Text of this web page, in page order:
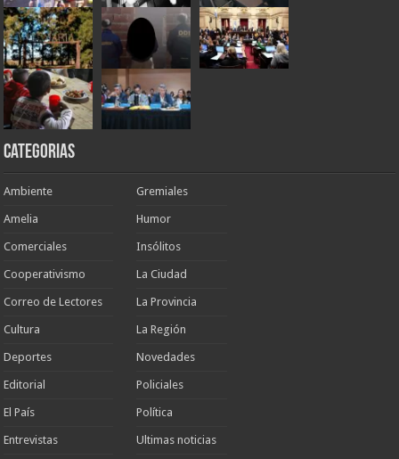
Categorias
Ambiente
Amelia
Comerciales
Cooperativismo
Correo de Lectores
Cultura
Deportes
Editorial
El País
Entrevistas
Gremiales
Humor
Insólitos
La Ciudad
La Provincia
La Región
Novedades
Policiales
Política
Ultimas noticias